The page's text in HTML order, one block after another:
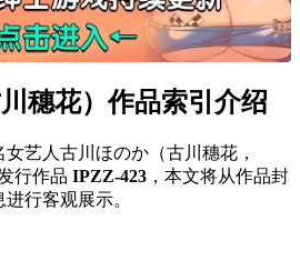
穗花）作品索引介绍
艺人古川ほのか（古川穗花，
行作品 IPZZ-423 ，本文将从作品封
行客观展示。